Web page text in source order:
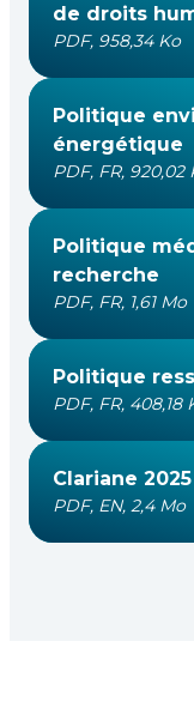
de droits
PDF, 958,34 Ko
Politique
énergétique
PDF, FR, 920,02
Politique
recherche
PDF, FR, 1,61 Mo
Politique
PDF, FR, 408,18
Clariane
PDF, EN, 2,4 Mo